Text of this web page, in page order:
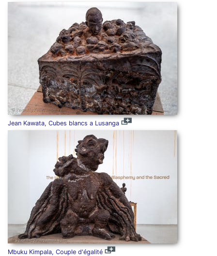
Jean Kawata, Cubes blancs a Lusanga
Mbuku Kimpala, Couple d'égalité